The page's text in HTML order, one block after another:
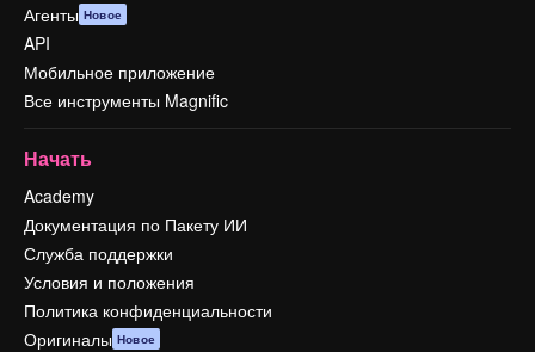
Агенты Новое
API
Мобильное приложение
Все инструменты Magnific
Начать
Academy
Документация по Пакету ИИ
Служба поддержки
Условия и положения
Политика конфиденциальности
Оригиналы Новое